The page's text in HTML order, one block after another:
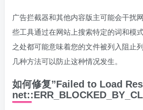
广告拦截器和其他内容版主可能会干扰
些工具通过在网站上搜索特定的词和模
之处都可能意味着您的文件被列入阻止
几种方法可以防止这种情况发生。
如何修复”Failed to Load